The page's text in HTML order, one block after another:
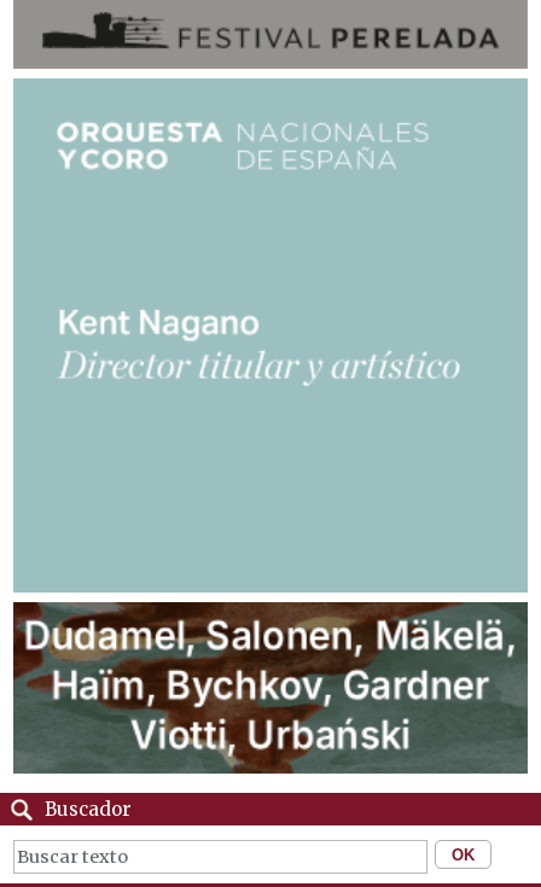
Buscador